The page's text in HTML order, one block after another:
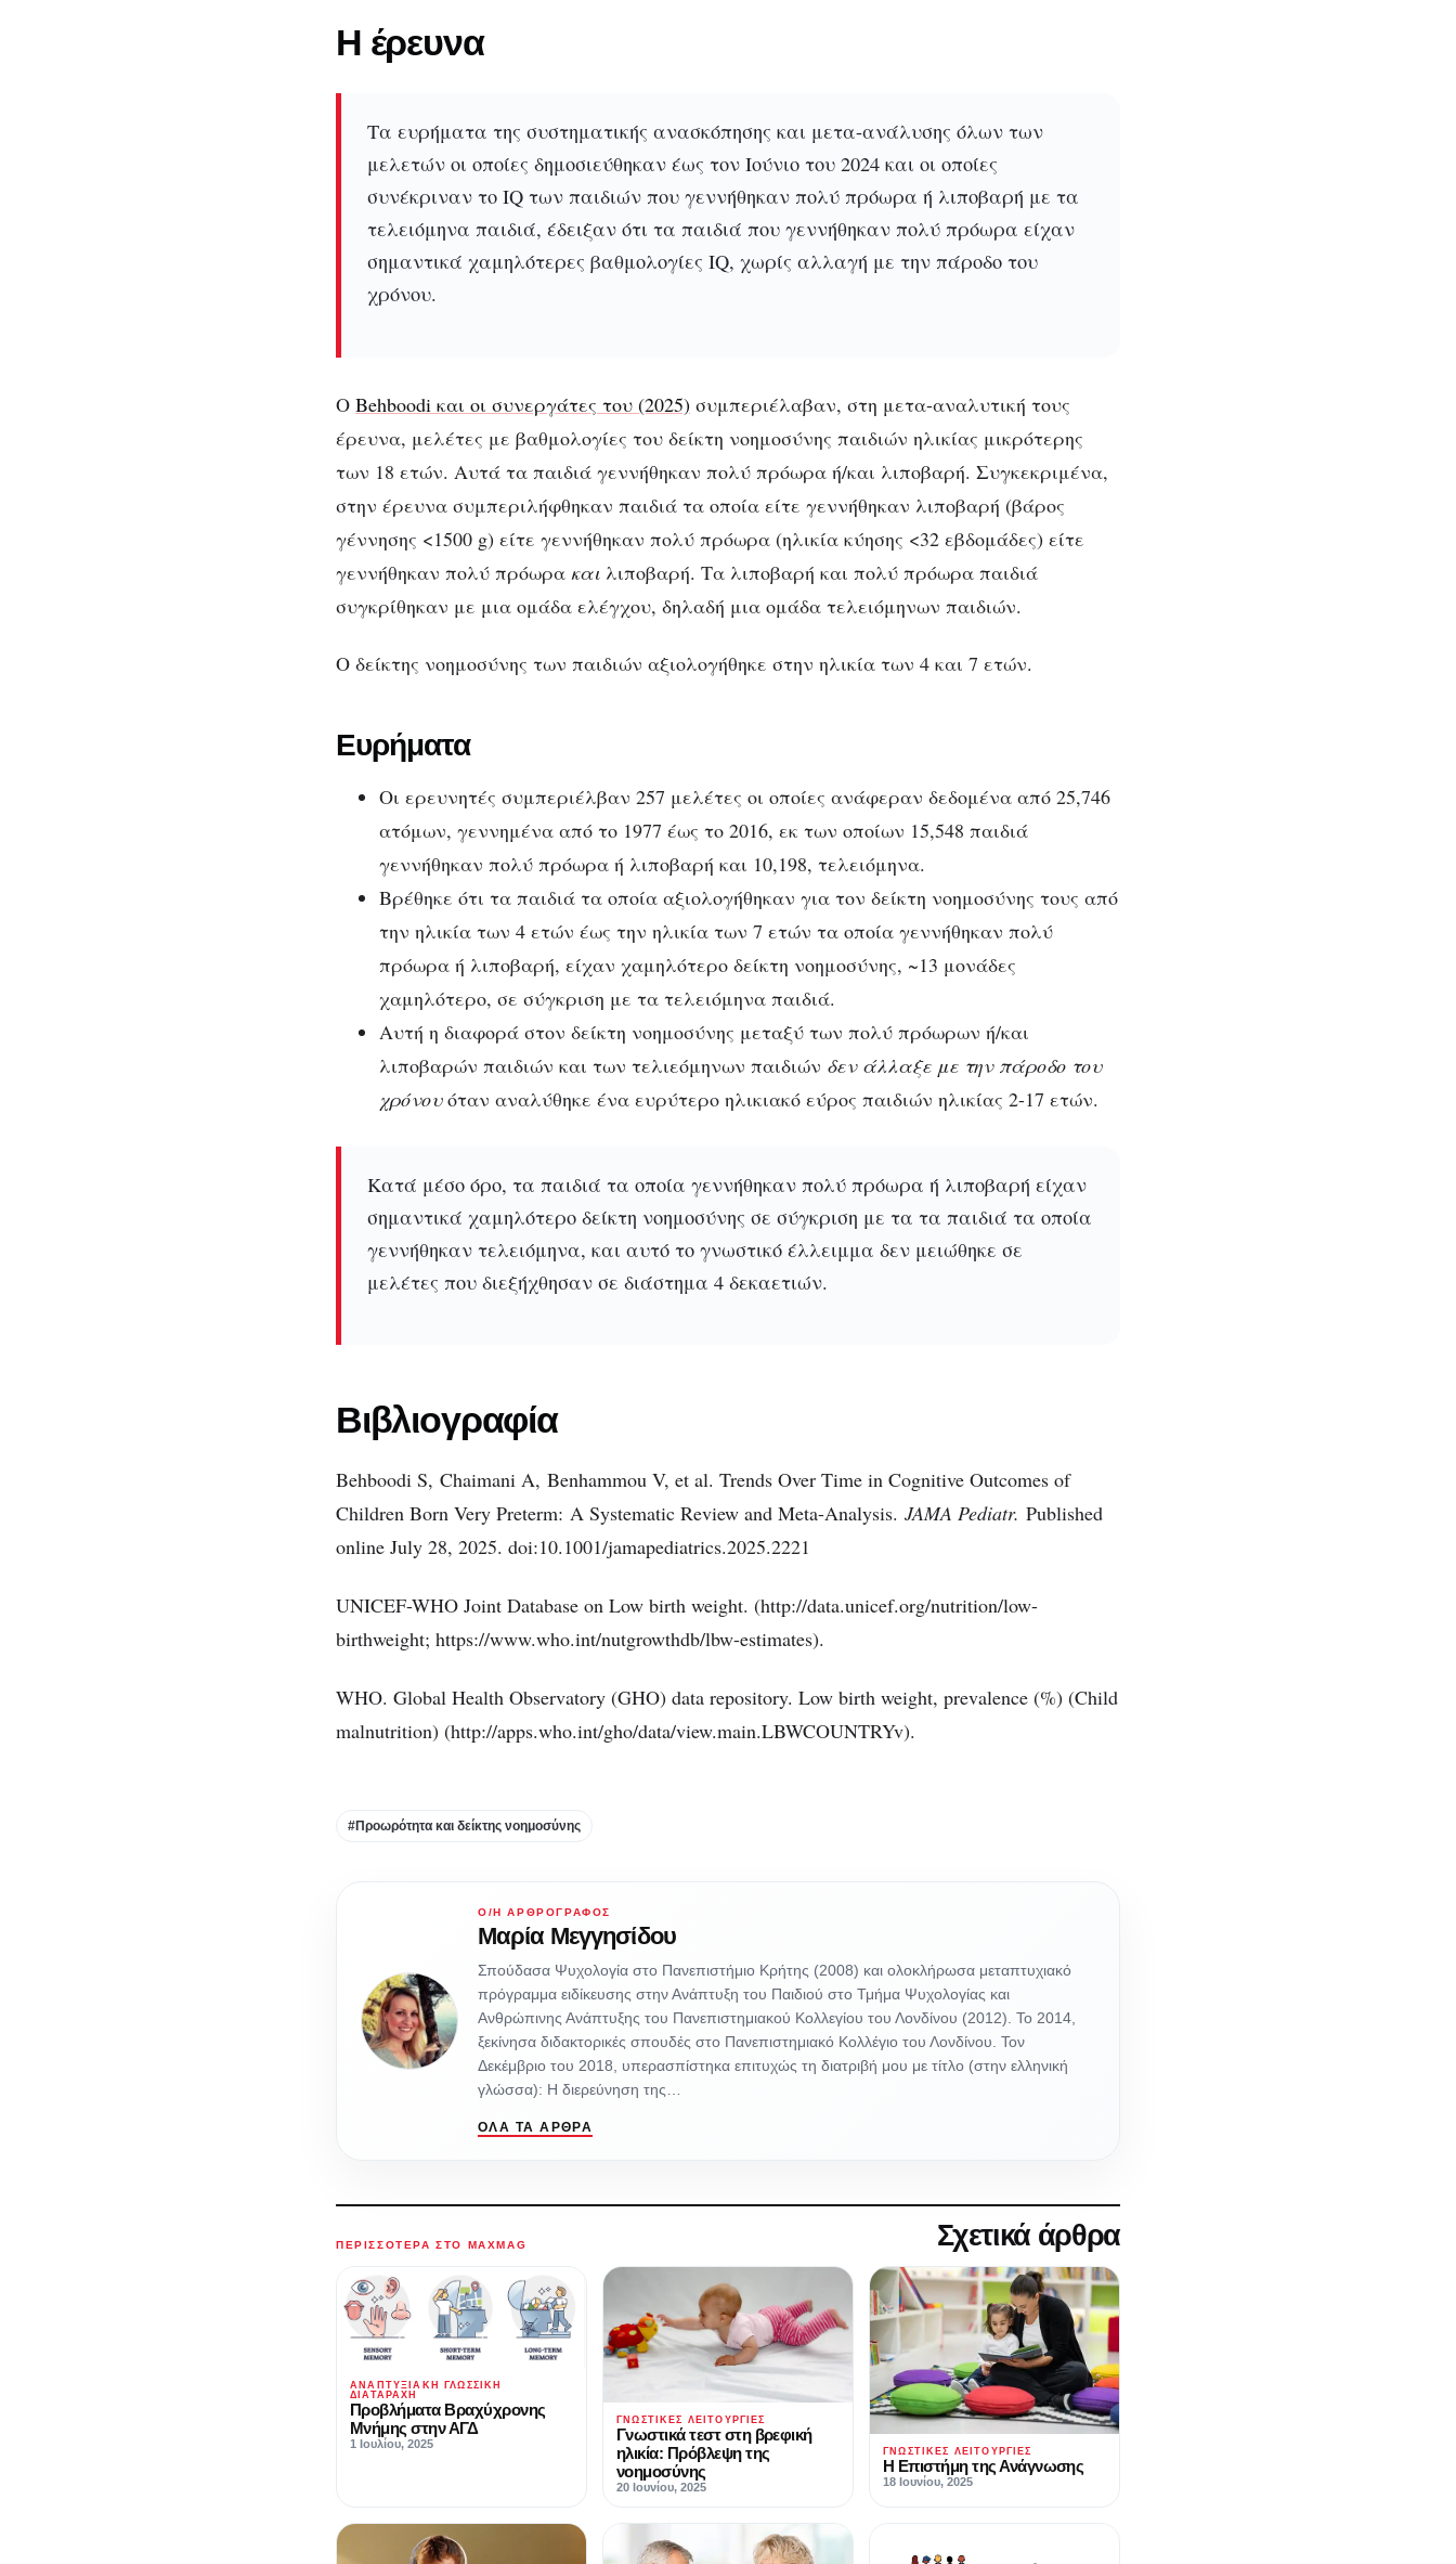
Η έρευνα
Τα ευρήματα της συστηματικής ανασκόπησης και μετα-ανάλυσης όλων των
μελετών οι οποίες δημοσιεύθηκαν έως τον Ιούνιο του 2024 και οι οποίες
συνέκριναν το IQ των παιδιών που γεννήθηκαν πολύ πρόωρα ή λιποβαρή με τα
τελειόμηνα παιδιά, έδειξαν ότι τα παιδιά που γεννήθηκαν πολύ πρόωρα είχαν
σημαντικά χαμηλότερες βαθμολογίες IQ, χωρίς αλλαγή με την πάροδο του
χρόνου.
Ο Behboodi και οι συνεργάτες του (2025) συμπεριέλαβαν, στη μετα-αναλυτική τους
έρευνα, μελέτες με βαθμολογίες του δείκτη νοημοσύνης παιδιών ηλικίας μικρότερης
των 18 ετών. Αυτά τα παιδιά γεννήθηκαν πολύ πρόωρα ή/και λιποβαρή. Συγκεκριμένα,
στην έρευνα συμπεριλήφθηκαν παιδιά τα οποία είτε γεννήθηκαν λιποβαρή (βάρος
γέννησης <1500 g) είτε γεννήθηκαν πολύ πρόωρα (ηλικία κύησης <32 εβδομάδες) είτε
γεννήθηκαν πολύ πρόωρα και λιποβαρή. Τα λιποβαρή και πολύ πρόωρα παιδιά
συγκρίθηκαν με μια ομάδα ελέγχου, δηλαδή μια ομάδα τελειόμηνων παιδιών.
Ο δείκτης νοημοσύνης των παιδιών αξιολογήθηκε στην ηλικία των 4 και 7 ετών.
Ευρήματα
Οι ερευνητές συμπεριέλβαν 257 μελέτες οι οποίες ανάφεραν δεδομένα από 25,746
ατόμων, γεννημένα από το 1977 έως το 2016, εκ των οποίων 15,548 παιδιά
γεννήθηκαν πολύ πρόωρα ή λιποβαρή και 10,198, τελειόμηνα.
Βρέθηκε ότι τα παιδιά τα οποία αξιολογήθηκαν για τον δείκτη νοημοσύνης τους από
την ηλικία των 4 ετών έως την ηλικία των 7 ετών τα οποία γεννήθηκαν πολύ
πρόωρα ή λιποβαρή, είχαν χαμηλότερο δείκτη νοημοσύνης, ~13 μονάδες
χαμηλότερο, σε σύγκριση με τα τελειόμηνα παιδιά.
Αυτή η διαφορά στον δείκτη νοημοσύνης μεταξύ των πολύ πρόωρων ή/και
λιποβαρών παιδιών και των τελιεόμηνων παιδιών δεν άλλαξε με την πάροδο του
χρόνουόταν αναλύθηκε ένα ευρύτερο ηλικιακό εύρος παιδιών ηλικίας 2-17 ετών.
Κατά μέσο όρο, τα παιδιά τα οποία γεννήθηκαν πολύ πρόωρα ή λιποβαρή είχαν
σημαντικά χαμηλότερο δείκτη νοημοσύνης σε σύγκριση με τα τα παιδιά τα οποία
γεννήθηκαν τελειόμηνα, και αυτό το γνωστικό έλλειμμα δεν μειώθηκε σε
μελέτες που διεξήχθησαν σε διάστημα 4 δεκαετιών.
Βιβλιογραφία
Behboodi S, Chaimani A, Benhammou V, et al. Trends Over Time in Cognitive Outcomes of
Children Born Very Preterm: A Systematic Review and Meta-Analysis. JAMA Pediatr. Published
online July 28, 2025. doi:10.1001/jamapediatrics.2025.2221
UNICEF-WHO Joint Database on Low birth weight. (http://data.unicef.org/nutrition/low-
birthweight; https://www.who.int/nutgrowthdb/lbw-estimates).
WHO. Global Health Observatory (GHO) data repository. Low birth weight, prevalence (%) (Child
malnutrition) (http://apps.who.int/gho/data/view.main.LBWCOUNTRYv).
#Προωρότητα και δείκτης νοημοσύνης
Ο/Η ΑΡΘΡΟΓΡΆΦΟΣ
Μαρία Μεγγησίδου
Σπούδασα Ψυχολογία στο Πανεπιστήμιο Κρήτης (2008) και ολοκλήρωσα μεταπτυχιακό
πρόγραμμα ειδίκευσης στην Ανάπτυξη του Παιδιού στο Τμήμα Ψυχολογίας και
Ανθρώπινης Ανάπτυξης του Πανεπιστημιακού Κολλεγίου του Λονδίνου (2012). Το 2014,
ξεκίνησα διδακτορικές σπουδές στο Πανεπιστημιακό Κολλέγιο του Λονδίνου. Τον
Δεκέμβριο του 2018, υπερασπίστηκα επιτυχώς τη διατριβή μου με τίτλο (στην ελληνική
γλώσσα): Η διερεύνηση της…
ΌΛΑ ΤΑ ΆΡΘΡΑ
ΠΕΡΙΣΣΌΤΕΡΑ ΣΤΟ MAXMAG Σχετικά άρθρα
ΑΝΑΠΤΥΞΙΑΚΉ ΓΛΩΣΣΙΚΉ
ΔΙΑΤΑΡΑΧΉ
Προβλήματα Βραχύχρονης
Μνήμης στην ΑΓΔ
1 Ιουλίου, 2025
ΓΝΩΣΤΙΚΈΣ ΛΕΙΤΟΥΡΓΊΕΣ
Γνωστικά τεστ στη βρεφική
ηλικία: Πρόβλεψη της
νοημοσύνης
20 Ιουνίου, 2025
ΓΝΩΣΤΙΚΈΣ ΛΕΙΤΟΥΡΓΊΕΣ
Η Επιστήμη της Ανάγνωσης
18 Ιουνίου, 2025